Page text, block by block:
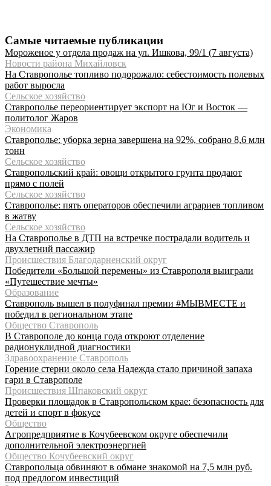
Самые читаемые публикации
Мороженое у отдела продаж на ул. Ишкова, 99/1 (7 августа)
Новости района Михайловск
На Ставрополье топливо подорожало: себестоимость полевых
работ выросла
Сельское хозяйство
Ставрополье переориентирует экспорт на Юг и Восток —
политолог Жаров
Экономика
Ставрополье: уборка зерна завершена на 92%, собрано 8,6 млн
тонн
Сельское хозяйство
Ставропольский край: овощи открытого грунта продают
прямо с полей
Сельское хозяйство
Ставрополье: пять операторов обеспечили аграриев топливом
в жатву
Сельское хозяйство
На Ставрополье в ДТП на встречке пострадали водитель и
двухлетний пассажир
Происшествия Благодарненский округ
Победители «Большой перемены» из Ставрополя выиграли
«Путешествие мечты»
Образование
Ставрополь вышел в полуфинал премии #МЫВМЕСТЕ и
победил в региональном этапе
Общество Ставрополь
В Ставрополе до конца года откроют отделение
радионуклидной диагностики
Здравоохранение Ставрополь
Горение стерни около села Надежда стало причиной запаха
гари в Ставрополе
Происшествия Шпаковский округ
Проверки площадок в Ставропольском крае: безопасность для
детей и спорт в фокусе
Общество
Агропредприятие в Кочубеевском округе обеспечили
дополнительной электроэнергией
Общество Кочубеевский округ
Ставропольца обвиняют в обмане знакомой на 7,5 млн руб.
под предлогом инвестиций